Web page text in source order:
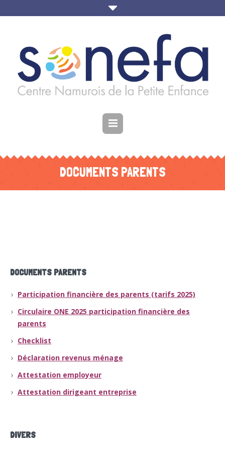
DOCUMENTS PARENTS
DOCUMENTS PARENTS
Participation financière des parents (tarifs 2025)
Circulaire ONE 2025 participation financière des
parents
Checklist
Déclaration revenus ménage
Attestation employeur
Attestation dirigeant entreprise
DIVERS